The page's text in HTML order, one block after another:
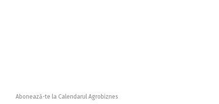
Abonează-te la Calendarul Agrobiznes